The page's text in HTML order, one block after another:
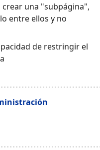
crear una "subpágina",
entre ellos y no
de restringir el